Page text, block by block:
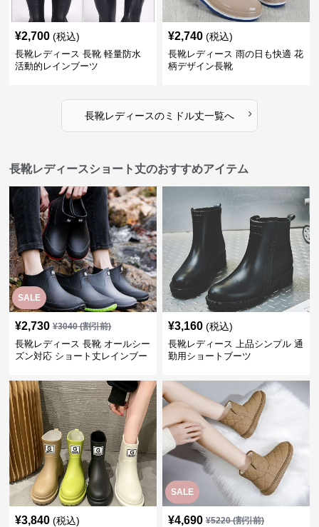
¥2,700 (税込)
長靴レディース 長靴 軽量防水
活動的レインブーツ
¥2,740 (税込)
長靴レディース 雨の日も快適 花
柄デザイン長靴
長靴レディースのミドル丈一覧へ ›
長靴レディースショート丈のおすすめアイテム
SALE
¥2,730 ¥3040(割引前)
長靴レディース 長靴 オールシー
ズン対応 ショート丈レインブー
¥3,160 (税込)
長靴レディース 上品シンプル 通
勤用ショートブーツ
¥3,840 (税込)
SALE
¥4,690 ¥5220(割引前)